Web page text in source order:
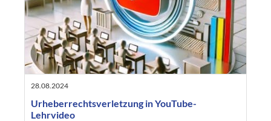
28.08.2024
Urheberrechtsverletzung in YouTube-
Lehrvideo